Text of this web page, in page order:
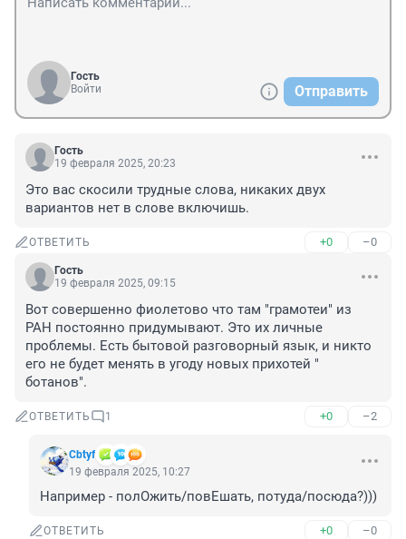
Гость
Войти
Отправить
Гость
19 февраля 2025, 20:23
Это вас скосили трудные слова, никаких двух
вариантов нет в слове включишь.
ОТВЕТИТЬ +0 –0
Гость
19 февраля 2025, 09:15
Вот совершенно фиолетово что там "грамотеи" из
РАН постоянно придумывают. Это их личные
проблемы. Есть бытовой разговорный язык, и никто
его не будет менять в угоду новых прихотей "
ботанов".
ОТВЕТИТЬ 1 +0 –2
Cbtyf
19 февраля 2025, 10:27
Например - полОжить/повЕшать, потуда/посюда?)))
ОТВЕТИТЬ +0 –0